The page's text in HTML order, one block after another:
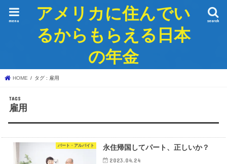
アメリカに住んでい
るからもらえる日本
の年金
search
menu
HOME タグ : 雇用
雇用
パート・アルバイト 永住帰国してパート、正しいか？
2023.04.24